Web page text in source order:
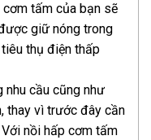
cơm tấm của bạn sẽ
giữ nóng trong
thụ điện thấp
nhu cầu cũng như
thay vì trước đây cần
nồi hấp cơm tấm